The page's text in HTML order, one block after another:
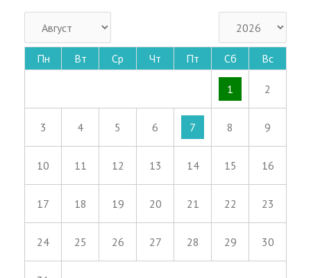
Пн Вт Ср Чт Пт Сб Вс
1 2
3 4 5 6 7 8 9
10 11 12 13 14 15 16
17 18 19 20 21 22 23
24 25 26 27 28 29 30